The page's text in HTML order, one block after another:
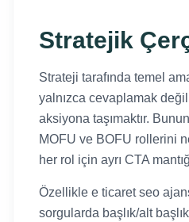
Stratejik
Strateji tarafında temel
yalnızca cevaplamak
aksiyona taşımaktır.
MOFU ve BOFU rollerini
her rol için ayrı CTA
Özellikle e ticaret seo
sorgularda başlık/alt